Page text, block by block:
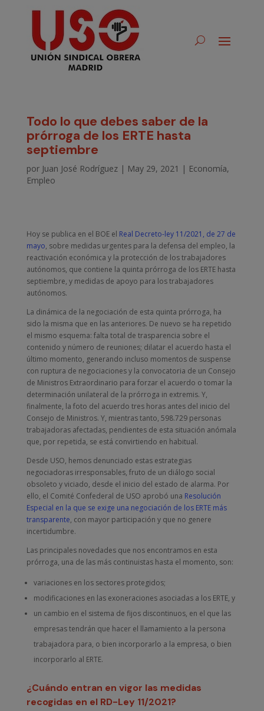
Todo lo que debes saber de la
prórroga de los ERTE hasta
septiembre
por Juan José Rodríguez| May 29, 2021 | Economía,
Empleo
Hoy se publica en el BOE el Real Decreto-ley 11/2021, de 27 de
mayo, sobre medidas urgentes para la defensa del empleo, la
reactivación económica y la protección de los trabajadores
autónomos, que contiene la quinta prórroga de los ERTE hasta
septiembre, y medidas de apoyo para los trabajadores
autónomos.
La dinámica de la negociación de esta quinta prórroga, ha
sido la misma que en las anteriores. De nuevo se ha repetido
el mismo esquema: falta total de trasparencia sobre el
contenido y número de reuniones; dilatar el acuerdo hasta el
último momento, generando incluso momentos de suspense
con ruptura de negociaciones y la convocatoria de un Consejo
de Ministros Extraordinario para forzar el acuerdo o tomar la
determinación unilateral de la prórroga in extremis. Y,
finalmente, la foto del acuerdo tres horas antes del inicio del
Consejo de Ministros. Y, mientras tanto, 598.729 personas
trabajadoras afectadas, pendientes de esta situación anómala
que, por repetida, se está convirtiendo en habitual.
Desde USO, hemos denunciado estas estrategias
negociadoras irresponsables, fruto de un diálogo social
obsoleto y viciado, desde el inicio del estado de alarma. Por
ello, el Comité Confederal de USO aprobó una Resolución
Especial en la que se exige una negociación de los ERTE más
transparente, con mayor participación y que no genere
incertidumbre.
Las principales novedades que nos encontramos en esta
prórroga, una de las más continuistas hasta el momento, son:
variaciones en los sectores protegidos;
modificaciones en las exoneraciones asociadas a los ERTE, y
un cambio en el sistema de fijos discontinuos, en el que las
empresas tendrán que hacer el llamamiento a la persona
trabajadora para, o bien incorporarlo a la empresa, o bien
incorporarlo al ERTE.
¿Cuándo entran en vigor las medidas
recogidas en el RD-Ley 11/2021?